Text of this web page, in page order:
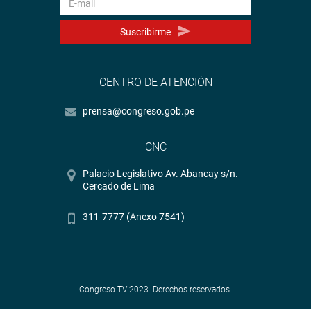
Suscribirme
CENTRO DE ATENCIÓN
prensa@congreso.gob.pe
CNC
Palacio Legislativo Av. Abancay s/n.
Cercado de Lima
311-7777 (Anexo 7541)
Congreso TV 2023. Derechos reservados.